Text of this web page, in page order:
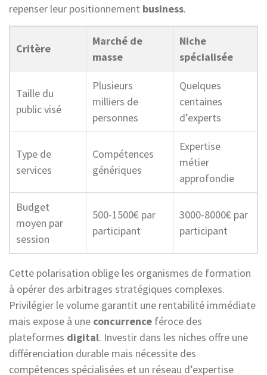
repenser leur positionnement business.
Critère
Marché de
masse
Niche
spécialisée
Taille du
public visé
Plusieurs
milliers de
personnes
Quelques
centaines
d’experts
Type de
services
Compétences
génériques
Expertise
métier
approfondie
Budget
moyen par
session
500-1500€ par
participant
3000-8000€ par
participant
Cette polarisation oblige les organismes de formation
à opérer des arbitrages stratégiques complexes.
Privilégier le volume garantit une rentabilité immédiate
mais expose à une concurrence féroce des
plateformes digital. Investir dans les niches offre une
différenciation durable mais nécessite des
compétences spécialisées et un réseau d’expertise